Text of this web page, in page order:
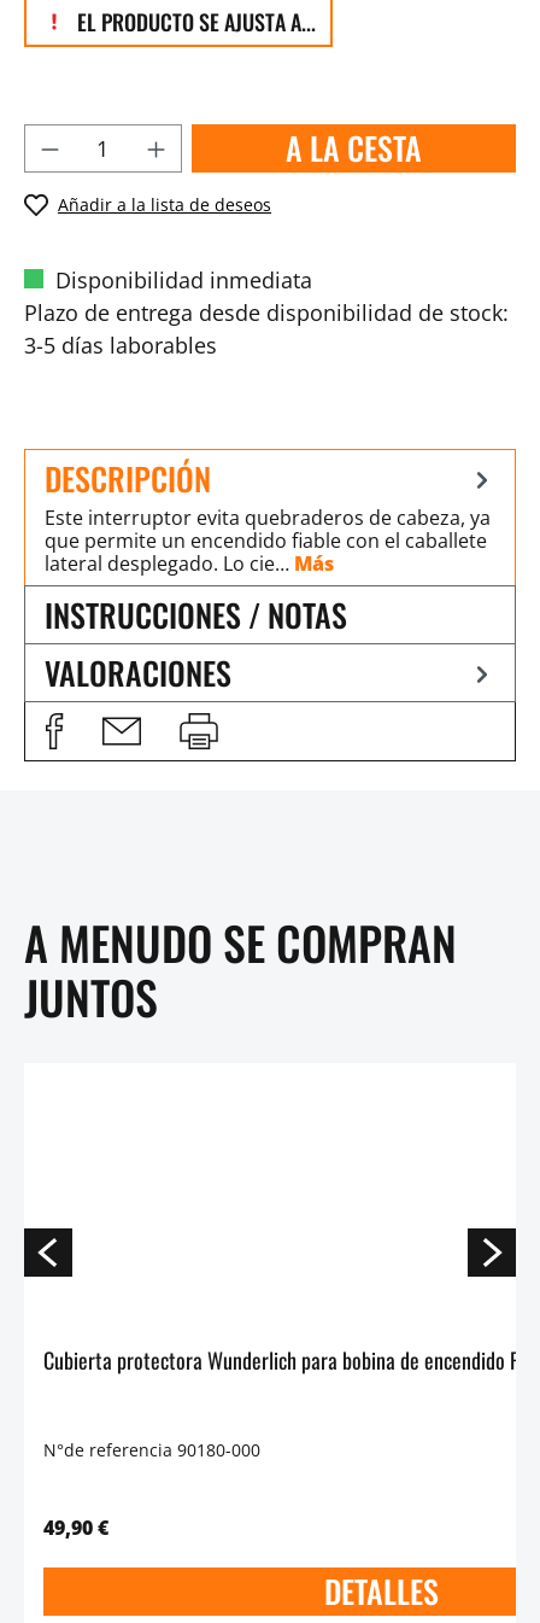
EL PRODUCTO SE AJUSTA A...
A LA CESTA
Añadir a la lista de deseos
Disponibilidad inmediata
Plazo de entrega desde disponibilidad de stock:
3-5 días laborables
DESCRIPCIÓN
Este interruptor evita quebraderos de cabeza, ya
que permite un encendido fiable con el caballete
lateral desplegado. Lo cie… Más
INSTRUCCIONES / NOTAS
VALORACIONES
A MENUDO SE COMPRAN
JUNTOS
N°de referencia 90180-000
49,90 €
DETALLES